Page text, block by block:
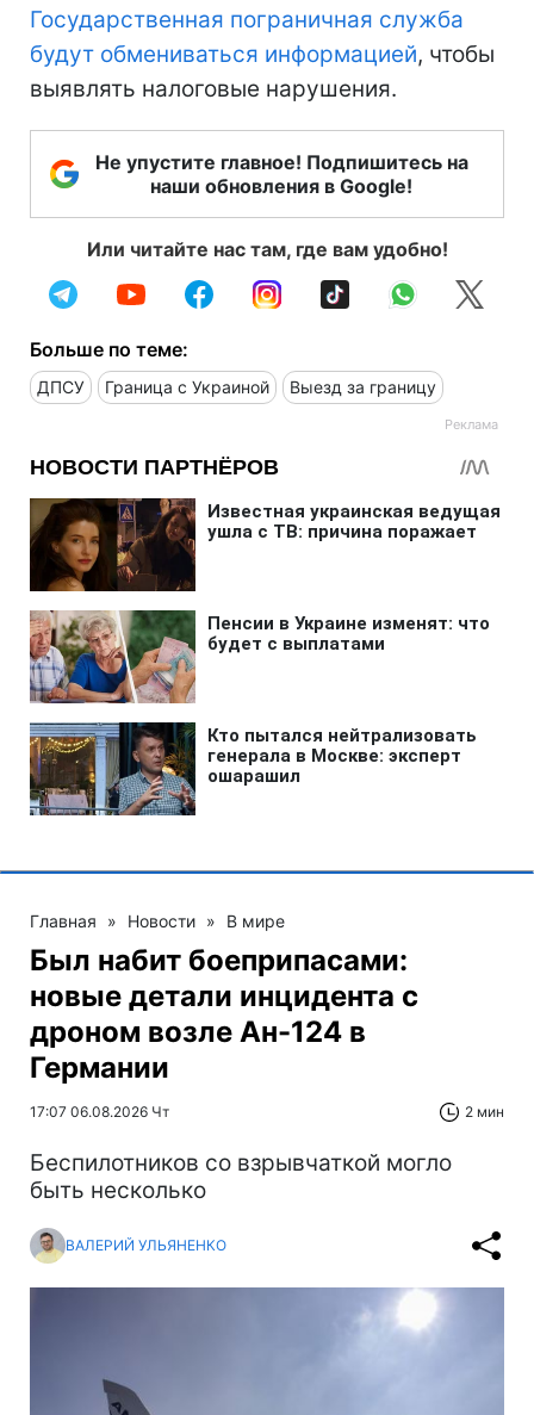
Государственная пограничная служба
будут обмениваться информацией, чтобы
выявлять налоговые нарушения.
Не упустите главное! Подпишитесь на
наши обновления в Google!
Или читайте нас там, где вам удобно!
Больше по теме:
ДПСУ Граница с Украиной Выезд за границу
Главная » Новости » В мире
Был набит боеприпасами:
новые детали инцидента с
дроном возле Ан-124 в
Германии
17:07 06.08.2026 Чт 2 мин
Беспилотников со взрывчаткой могло
быть несколько
ВАЛЕРИЙ УЛЬЯНЕНКО